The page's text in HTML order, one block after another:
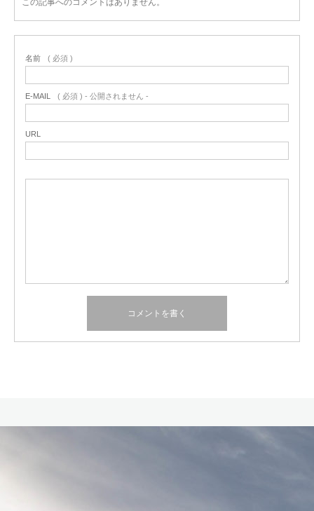
この記事へのコメントはありません。
名前 ( 必須 )
E-MAIL ( 必須 ) - 公開されません -
URL